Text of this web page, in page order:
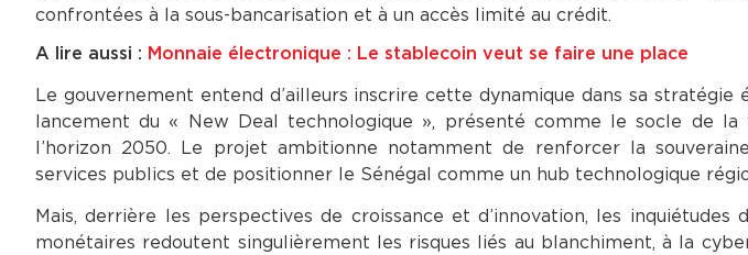
confrontées à la sous-bancarisation et à un accès limité au crédit.
A lire aussi : Monnaie électronique : Le stablecoin veut se faire une place
Le gouvernement entend d’ailleurs inscrire cette dynamique dans sa stratégie
lancement du « New Deal technologique », présenté comme le socle de la
l’horizon 2050. Le projet ambitionne notamment de renforcer la
services publics et de positionner le Sénégal comme un hub technologique
Mais, derrière les perspectives de croissance et d’innovation, les inquiétudes
monétaires redoutent singulièrement les risques liés au blanchiment, à la